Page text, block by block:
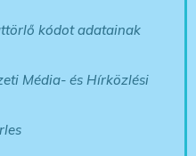
kódot adatainak
Média- és Hírközlési